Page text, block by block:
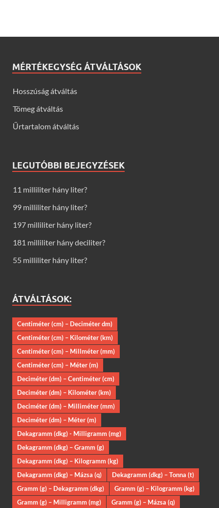
MÉRTÉKEGYSÉG ÁTVÁLTÁSOK
Hosszúság átváltás
Tömeg átváltás
Űrtartalom átváltás
LEGUTÓBBI BEJEGYZÉSEK
11 milliliter hány liter?
99 milliliter hány liter?
197 milliliter hány liter?
181 milliliter hány deciliter?
55 milliliter hány liter?
ÁTVÁLTÁSOK:
Centiméter (cm) – Deciméter dm)
Centiméter (cm) – Kilométer (km)
Centiméter (cm) – Millméter (mm)
Centiméter (cm) – Méter (m)
Deciméter (dm) – Centiméter (cm)
Deciméter (dm) – Kilométer (km)
Deciméter (dm) – Milliméter (mm)
Deciméter (dm) – Méter (m)
Dekagramm (dkg) - Milligramm (mg)
Dekagramm (dkg) – Gramm (g)
Dekagramm (dkg) – Kilogramm (kg)
Dekagramm (dkg) – Mázsa (q)
Dekagramm (dkg) – Tonna (t)
Gramm (g) – Dekagramm (dkg)
Gramm (g) – Kilogramm (kg)
Gramm (g) – Milligramm (mg)
Gramm (g) – Mázsa (q)